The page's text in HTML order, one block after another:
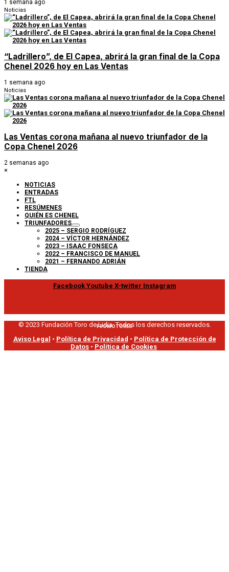
1 semana ago
Noticias
“Ladrillero”, de El Capea, abrirá la gran final de la Copa
Chenel 2026 hoy en Las Ventas
1 semana ago
Noticias
Las Ventas corona mañana al nuevo triunfador de la
Copa Chenel 2026
2 semanas ago
×
NOTICIAS
ENTRADAS
FTL
RESÚMENES
QUIÉN ES CHENEL
TRIUNFADORES
2025 – SERGIO RODRÍGUEZ
2024 – VÍCTOR HERNÁNDEZ
2023 – ISAAC FONSECA
2022 – FRANCISCO DE MANUEL
2021 – FERNANDO ADRIÁN
TIENDA
Facebook Youtube X-twitter Instagram
PROMOTORES
© 2023 Fundación Toro de Lidia. Todos los derechos reservados.
Aviso Legal • Política de Privacidad • Política de Protección de
Datos • Política de Cookies